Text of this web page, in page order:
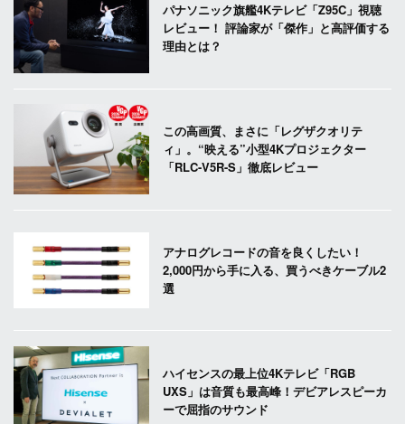
パナソニック旗艦4Kテレビ「Z95C」視聴
レビュー！ 評論家が「傑作」と高評価する
理由とは？
この高画質、まさに「レグザクオリテ
ィ」。“映える”小型4Kプロジェクター
「RLC-V5R-S」徹底レビュー
アナログレコードの音を良くしたい！
2,000円から手に入る、買うべきケーブル2
選
ハイセンスの最上位4Kテレビ「RGB
UXS」は音質も最高峰！デビアレスピーカ
ーで屈指のサウンド